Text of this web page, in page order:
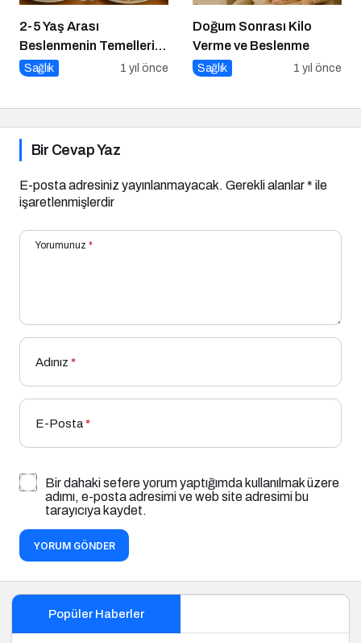
2-5 Yaş Arası
Beslenmenin Temelleri:
Okul Öncesi Dönemde
Sağlık 1 yıl önce
Doğum Sonrası Kilo
Verme ve Beslenme
Sağlık 1 yıl önce
Bir Cevap Yaz
E-posta adresiniz yayınlanmayacak. Gerekli alanlar* ile
işaretlenmişlerdir
Yorumunuz *
Adınız *
E-Posta*
Bir dahaki sefere yorum yaptığımda kullanılmak üzere
adımı, e-posta adresimi ve web site adresimi bu
tarayıcıya kaydet.
YORUM GÖNDER
Popüler Haberler